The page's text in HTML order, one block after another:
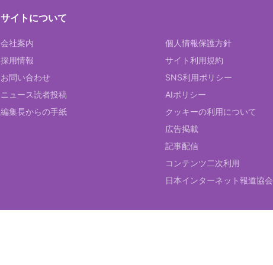
サイトについて
会社案内
採用情報
お問い合わせ
ニュース読者投稿
編集長からの手紙
個人情報保護方針
サイト利用規約
SNS利用ポリシー
AIポリシー
クッキーの利用について
広告掲載
記事配信
コンテンツ二次利用
日本インターネット報道協会